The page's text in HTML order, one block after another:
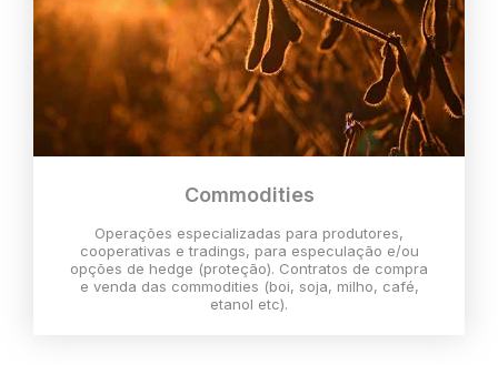
Commodities
Operações especializadas para produtores,
cooperativas e tradings, para especulação e/ou
opções de hedge (proteção). Contratos de compra
e venda das commodities (boi, soja, milho, café,
etanol etc).